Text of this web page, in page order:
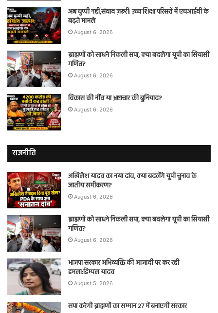
अब चुप्पी नहीं,संवाद ज़रूरी: उच्च शिक्षा परिसरों में एचआईवी के
बढ़ते मामले
August 6, 2026
ब्राह्मणों को साधने निकली सपा, क्या बदलेगा यूपी का सियासी
गणित?
August 6, 2026
विकास की नींव या भ्रष्टाचार की बुनियाद?
August 6, 2026
राजनीति
अखिलेश यादव का नया दांव, क्या बदलेंगे यूपी चुनाव के
जातीय समीकरण?
August 6, 2026
ब्राह्मणों को साधने निकली सपा, क्या बदलेगा यूपी का सियासी
गणित?
August 6, 2026
भाजपा सरकार अभिव्यक्ति की आजादी पर कर रही
हमला:डिम्पल यादव
August 5, 2026
सपा करेगी ब्राह्मणों का सम्मान 27 में बनाएगी सरकार